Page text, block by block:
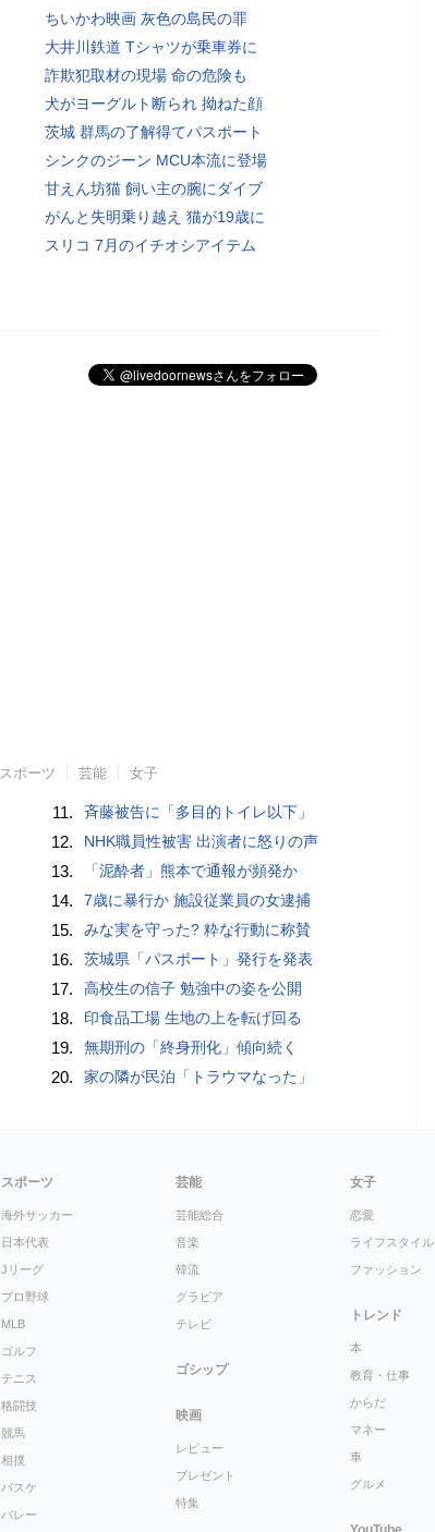
ちいかわ映画 灰色の島民の罪
大井川鉄道 Tシャツが乗車券に
詐欺犯取材の現場 命の危険も
犬がヨーグルト断られ 拗ねた顔
茨城 群馬の了解得てパスポート
シンクのジーン MCU本流に登場
甘えん坊猫 飼い主の腕にダイブ
がんと失明乗り越え 猫が19歳に
スリコ 7月のイチオシアイテム
スポーツ 芸能 女子
11. 斉藤被告に「多目的トイレ以下」
12. NHK職員性被害 出演者に怒りの声
13. 「泥酔者」熊本で通報が頻発か
14. 7歳に暴行か 施設従業員の女逮捕
15. みな実を守った? 粋な行動に称賛
16. 茨城県「パスポート」発行を発表
17. 高校生の信子 勉強中の姿を公開
18. 印食品工場 生地の上を転げ回る
19. 無期刑の「終身刑化」傾向続く
20. 家の隣が民泊「トラウマなった」
スポーツ
海外サッカー
日本代表
Jリーグ
プロ野球
MLB
ゴルフ
テニス
格闘技
競馬
相撲
バスケ
バレー
芸能
芸能総合
音楽
韓流
グラビア
テレビ
ゴシップ
映画
レビュー
プレゼント
特集
女子
恋愛
ライフスタイル
ファッション
トレンド
本
教育・仕事
からだ
マネー
車
グルメ